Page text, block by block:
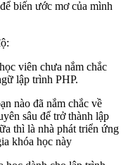
biến ước mơ của mình
viên chưa nắm chắc
lập trình PHP.
nào đã nắm chắc về
sâu để trở thành lập
thì là nhà phát triển ứng
khóa học này